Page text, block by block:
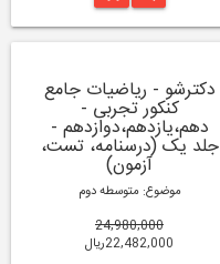
دکترشو - ریاضیات جامع
کنکور تجربی -
دهم،یازدهم،دوازدهم -
جلد یک (درسنامه، تست،
آزمون)
موضوع: متوسطه دوم
24,980,000
22,482,000ریال